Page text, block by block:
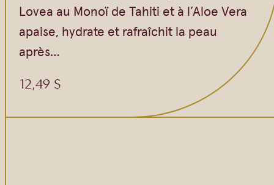
Lovea au Monoï de Tahiti et à l’Aloe Vera
apaise, hydrate et rafraîchit la peau
après…
12,49 $